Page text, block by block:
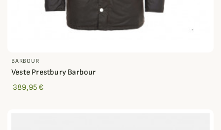
BARBOUR
Veste Prestbury Barbour
389,95 €